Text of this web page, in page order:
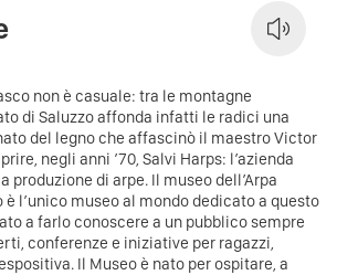
non è casuale: tra le montagne
di Saluzzo affonda infatti le radici una
del legno che affascinò il maestro Victor
negli anni ’70, Salvi Harps: l’azienda
produzione di arpe. Il museo dell’Arpa
è l’unico museo al mondo dedicato a questo
a farlo conoscere a un pubblico sempre
conferenze e iniziative per ragazzi,
Il Museo è nato per ospitare, a